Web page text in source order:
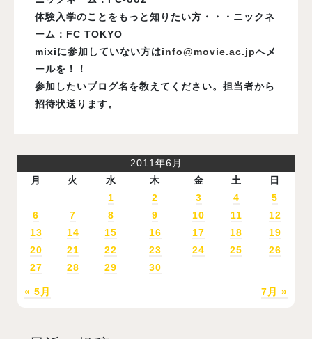
体験入学のことをもっと知りたい方・・・ニックネ
ーム：FC TOKYO
mixiに参加していない方はinfo@movie.ac.jpへメ
ールを！！
参加したいブログ名を教えてください。担当者から
招待状送ります。
2011年6月
月
火 水 木 金 土 日
« 5月 7月 »
1 2 3 4
5
6
7 8 9 10 11
12
13
14 15 16 17 18
19
20
21 22 23 24 25
26
27
28 29 30